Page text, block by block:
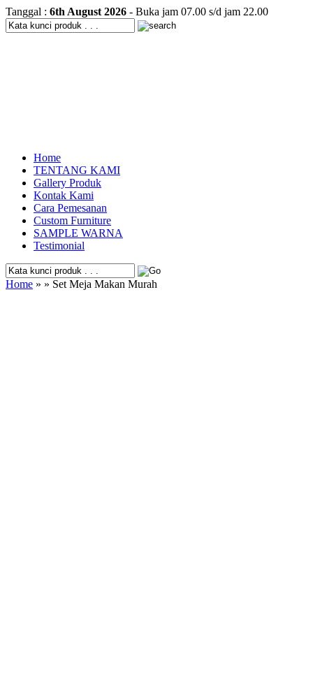
Tanggal : 6th August 2026 - Buka jam 07.00 s/d jam 22.00
Home
TENTANG KAMI
Gallery Produk
Kontak Kami
Cara Pemesanan
Custom Furniture
SAMPLE WARNA
Testimonial
Home » » Set Meja Makan Murah